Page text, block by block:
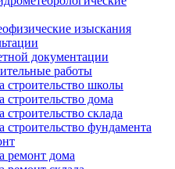
изыскания
документации
работы
строительство школы
строительство дома
строительство склада
строительство фундамента
ремонт дома